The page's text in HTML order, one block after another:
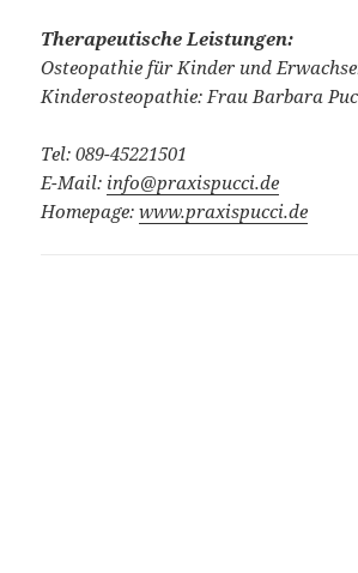
Therapeutische Leistungen:
Osteopathie für Kinder und
Kinderosteopathie: Frau Barbara
Tel: 089-45221501
E-Mail: info@praxispucci.de
Homepage:www.praxispucci.de